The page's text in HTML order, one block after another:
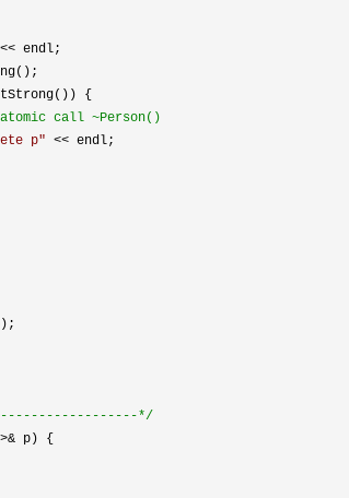
<< endl;
{
atomic call ~Person()
p" << endl;
*/
p) {